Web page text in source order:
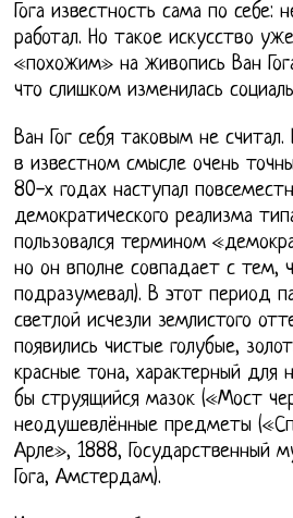
Гога известность сама по себе:
работал. Но такое искусство
«похожим» на живопись Ван
что слишком изменилась
Ван Гог себя таковым не считал.
в известном смысле очень
80-х годах наступал
демократического реализма
пользовался термином
но он вполне совпадает с тем,
подразумевал). В этот период
светлой исчезли землистого
появились чистые голубые,
красные тона, характерный для
бы струящийся мазок («Мост
неодушевлённые предметы
Арле», 1888, Государственный
Гога, Амстердам).